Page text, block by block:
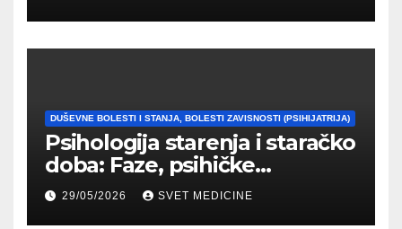
DUŠEVNE BOLESTI I STANJA, BOLESTI ZAVISNOSTI (PSIHIJATRIJA)
Psihologija starenja i staračko
doba: Faze, psihičke
promene i tipovi
prilagođavanja
29/05/2026 SVET MEDICINE